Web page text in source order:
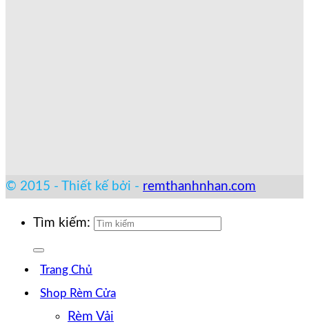
© 2015 - Thiết kế bởi - remthanhnhan.com
Tìm kiếm:
Trang Chủ
Shop Rèm Cửa
Rèm Vải